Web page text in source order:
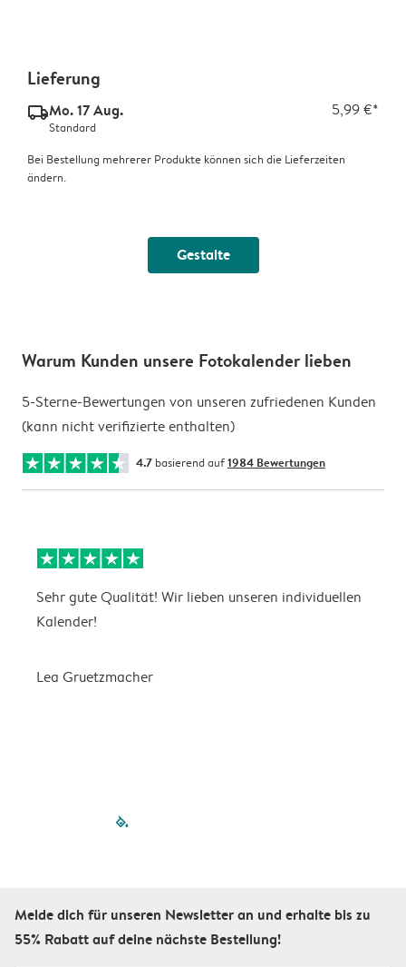
Lieferung
delivery_standard_v2Mo. 17 Aug. 5,99 €*
Standard
Bei Bestellung mehrerer Produkte können sich die Lieferzeiten
ändern.
Gestalte
Warum Kunden unsere Fotokalender lieben
5-Sterne-Bewertungen von unseren zufriedenen Kunden
(kann nicht verifizierte enthalten)
4.7 basierend auf1984 Bewertungen
Sehr gute Qualität! Wir lieben unseren individuellen
Kalender!
Lea Gruetzmacher
filled-pagination
Melde dich für unseren Newsletter an und erhalte bis zu
55% Rabatt auf deine nächste Bestellung!